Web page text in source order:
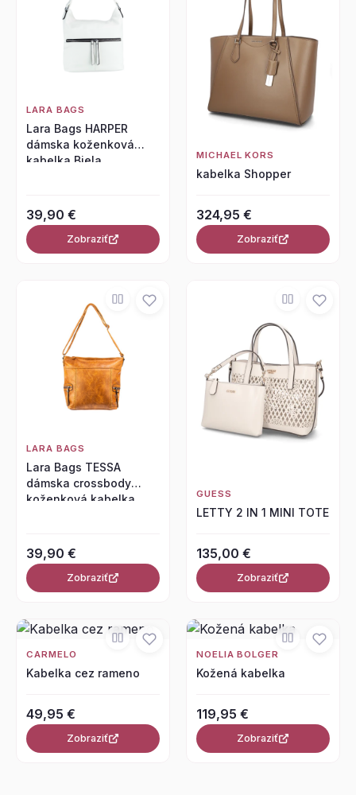
LARA BAGS
Lara Bags HARPER
dámska koženková
kabelka Biela
39,90 €
Zobraziť
MICHAEL KORS
kabelka Shopper
324,95 €
Zobraziť
LARA BAGS
Lara Bags TESSA
dámska crossbody
koženková kabelka
39,90 €
Zobraziť
GUESS
LETTY 2 IN 1 MINI TOTE
135,00 €
Zobraziť
CARMELO
Kabelka cez rameno
Zobraziť
NOELIA BOLGER
Kožená kabelka
Zobraziť